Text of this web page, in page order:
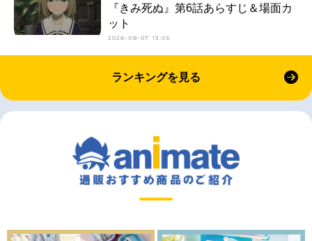
『きみ死ぬ』第6話あらすじ＆場面カ
ット
2026-08-07 13:05
ランキングを見る